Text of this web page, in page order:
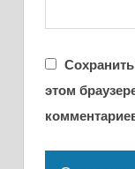
этом